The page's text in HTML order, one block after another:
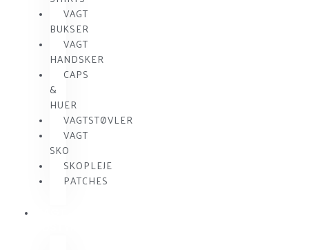
VAGT
BUKSER
VAGT
HANDSKER
CAPS
&
HUER
VAGTSTØVLER
VAGT
SKO
SKOPLEJE
PATCHES